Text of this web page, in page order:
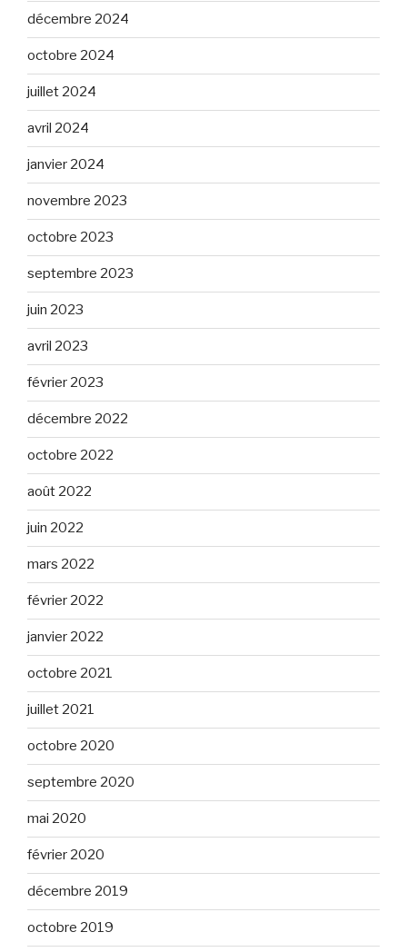
décembre 2024
octobre 2024
juillet 2024
avril 2024
janvier 2024
novembre 2023
octobre 2023
septembre 2023
juin 2023
avril 2023
février 2023
décembre 2022
octobre 2022
août 2022
juin 2022
mars 2022
février 2022
janvier 2022
octobre 2021
juillet 2021
octobre 2020
septembre 2020
mai 2020
février 2020
décembre 2019
octobre 2019